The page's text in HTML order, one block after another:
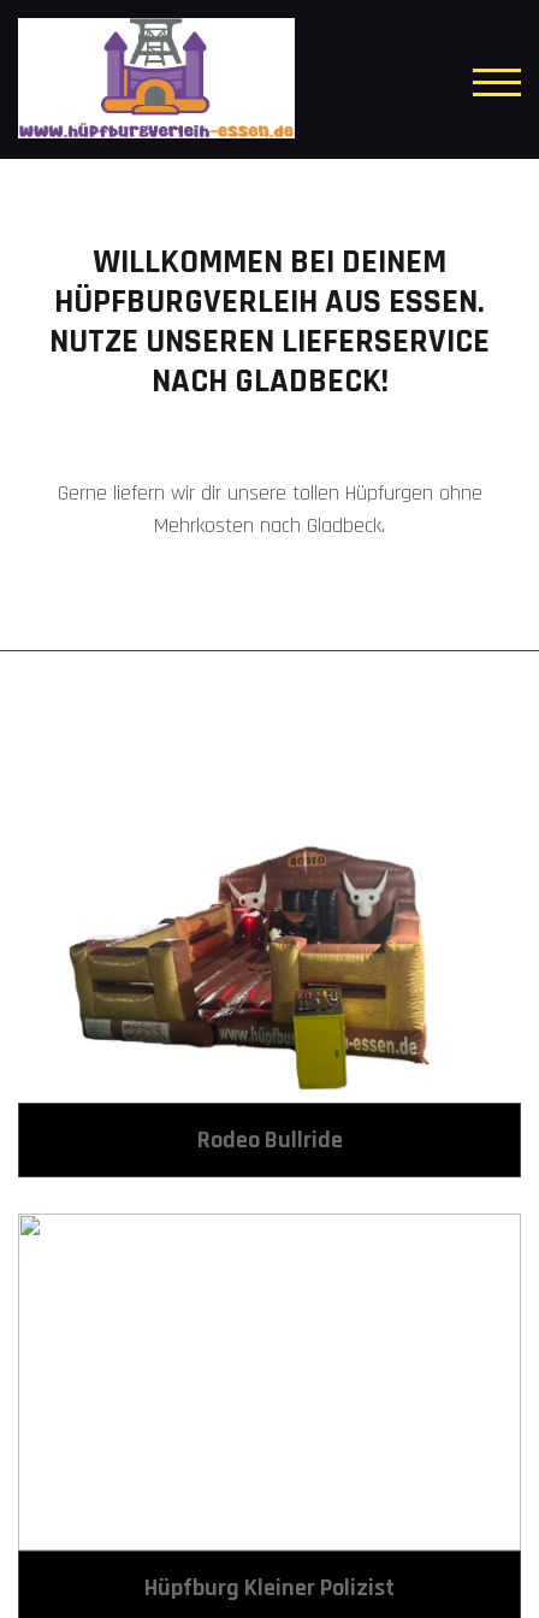
Skip
WILLKOMMEN BEI DEINEM
HÜPFBURGVERLEIH AUS ESSEN.
NUTZE UNSEREN LIEFERSERVICE
NACH GLADBECK!
Gerne liefern wir dir unsere tollen Hüpfurgen ohne
Mehrkosten nach Gladbeck.
Rodeo Bullride
Hüpfburg Kleiner Polizist